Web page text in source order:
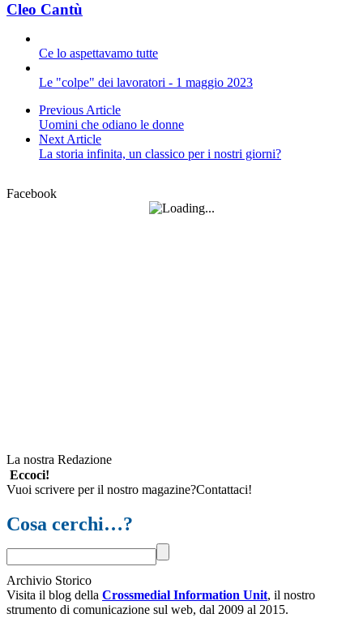
Cleo Cantù
Ce lo aspettavamo tutte
Le "colpe" dei lavoratori - 1 maggio 2023
Previous Article
Uomini che odiano le donne
Next Article
La storia infinita, un classico per i nostri giorni?
Facebook
La nostra Redazione
Eccoci!
Vuoi scrivere per il nostro magazine?Contattaci!
Cosa cerchi…?
Archivio Storico
Visita il blog della Crossmedial Information Unit, il nostro
strumento di comunicazione sul web, dal 2009 al 2015.